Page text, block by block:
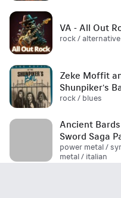
VA - All Out
rock /
Zeke Moffit
Shunpiker's
rock / blues
Ancient
Sword Saga
power metal /
metal / italian